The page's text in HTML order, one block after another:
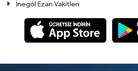
İnegöl Ezan Vakitleri